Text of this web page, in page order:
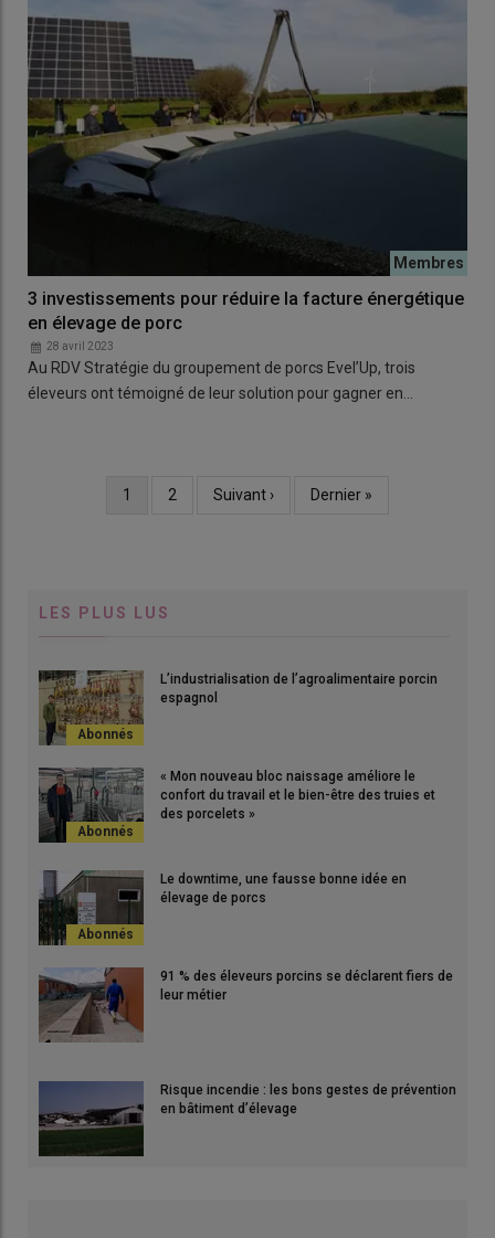
3 investissements pour réduire la facture énergétique
en élevage de porc
28 avril 2023
Au RDV Stratégie du groupement de porcs Evel’Up, trois
éleveurs ont témoigné de leur solution pour gagner en…
Page
1 Page
2
Page
Suivant ›
Dernière
Dernier »
LES PLUS LUS
L’industrialisation de l’agroalimentaire porcin
espagnol
« Mon nouveau bloc naissage améliore le
confort du travail et le bien-être des truies et
des porcelets »
Le downtime, une fausse bonne idée en
élevage de porcs
91 % des éleveurs porcins se déclarent fiers de
leur métier
Risque incendie : les bons gestes de prévention
en bâtiment d’élevage